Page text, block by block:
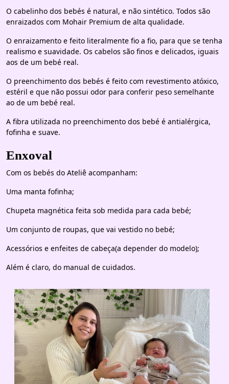
O cabelinho dos bebés é natural, e não sintético. Todos são
enraizados com Mohair Premium de alta qualidade.
O enraizamento e feito literalmente fio a fio, para que se tenha
realismo e suavidade. Os cabelos são finos e delicados, iguais
aos de um bebé real.
O preenchimento dos bebés é feito com revestimento atóxico,
estéril e que não possui odor para conferir peso semelhante
ao de um bebé real.
A fibra utilizada no preenchimento dos bebé é antialérgica,
fofinha e suave.
Enxoval
Com os bebés do Ateliê acompanham:
Uma manta fofinha;
Chupeta magnética feita sob medida para cada bebé;
Um conjunto de roupas, que vai vestido no bebé;
Acessórios e enfeites de cabeça(a depender do modelo);
Além é claro, do manual de cuidados.